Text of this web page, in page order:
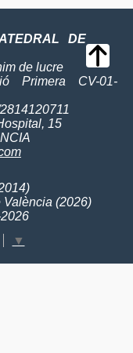
DE
de lucre
Primera CV-01-
15
(2026)
▼